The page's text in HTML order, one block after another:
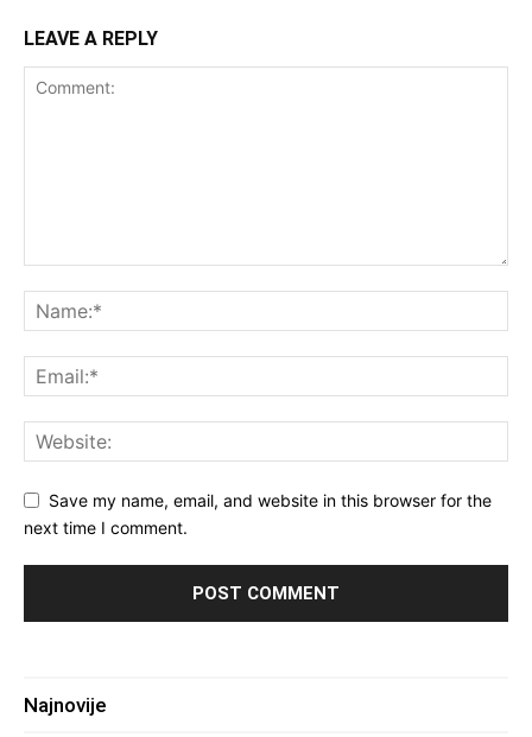
LEAVE A REPLY
Save my name, email, and website in this browser for the
next time I comment.
Najnovije